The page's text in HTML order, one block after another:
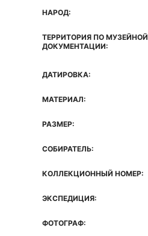
НАРОД:
ТЕРРИТОРИЯ ПО МУЗЕЙНОЙ
ДОКУМЕНТАЦИИ:
ДАТИРОВКА:
МАТЕРИАЛ:
РАЗМЕР:
СОБИРАТЕЛЬ:
КОЛЛЕКЦИОННЫЙ НОМЕР:
ЭКСПЕДИЦИЯ:
ФОТОГРАФ: